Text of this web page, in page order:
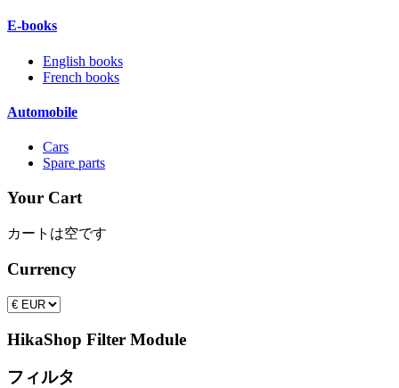
E-books
English books
French books
Automobile
Cars
Spare parts
Your Cart
カートは空です
Currency
HikaShop Filter Module
フィルタ